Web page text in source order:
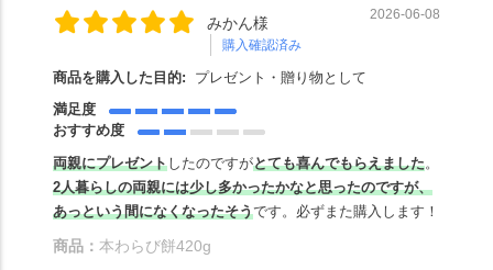
みかん様
購入確認済み
2026-06-08
商品を購入した目的:
プレゼント・贈り物として
満足度
おすすめ度
両親にプレゼントしたのですがとても喜んでもらえました。
2人暮らしの両親には少し多かったかなと思ったのですが、
あっという間になくなったそうです。必ずまた購入します！
商品： 本わらび餅420g